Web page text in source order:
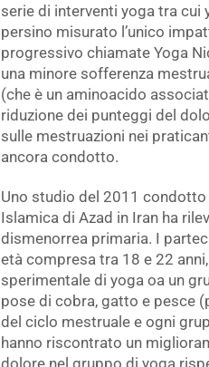
serie di interventi yoga tra cui
persino misurato l’unico
progressivo chiamate Yoga
una minore sofferenza
(che è un aminoacido
riduzione dei punteggi del
sulle mestruazioni nei
ancora condotto.
Uno studio del 2011
Islamica di Azad in Iran ha
dismenorrea primaria. I
età compresa tra 18 e 22
sperimentale di yoga oa un
pose di cobra, gatto e pesce
del ciclo mestruale e ogni
hanno riscontrato un